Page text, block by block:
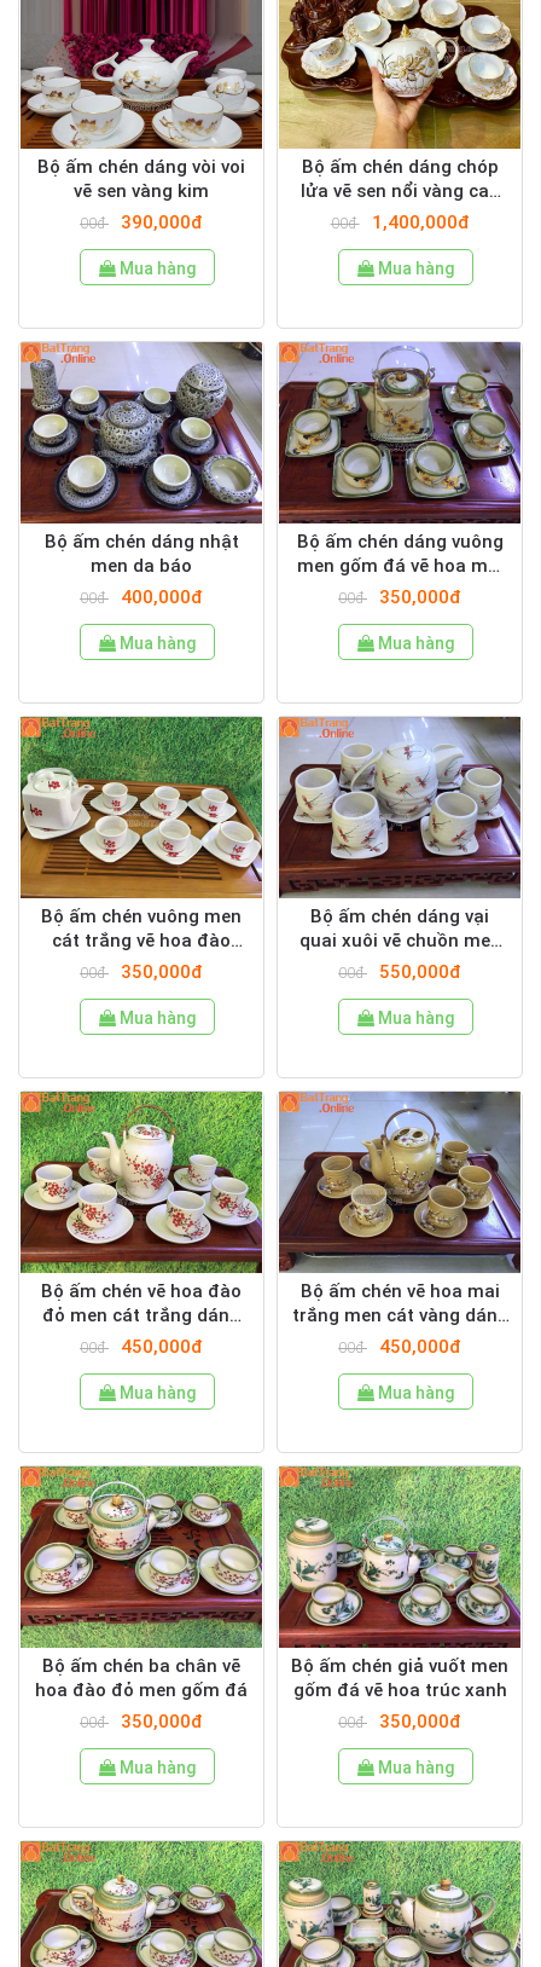
Bộ ấm chén dáng vòi voi
vẽ sen vàng kim
00đ 390,000đ
Mua hàng
Bộ ấm chén dáng chóp
lửa vẽ sen nổi vàng cao
cấp chén miệng lượn
00đ 1,400,000đ
Mua hàng
Bộ ấm chén dáng nhật
men da báo
00đ 400,000đ
Mua hàng
Bộ ấm chén dáng vuông
men gốm đá vẽ hoa mai
vàng
00đ 350,000đ
Mua hàng
Bộ ấm chén vuông men
cát trắng vẽ hoa đào
hồng
00đ 350,000đ
Mua hàng
Bộ ấm chén dáng vại
quai xuôi vẽ chuồn men
cát trắng
00đ 550,000đ
Mua hàng
Bộ ấm chén vẽ hoa đào
đỏ men cát trắng dáng
chum cao
00đ 450,000đ
Mua hàng
Bộ ấm chén vẽ hoa mai
trắng men cát vàng dáng
chum cao
00đ 450,000đ
Mua hàng
Bộ ấm chén ba chân vẽ
hoa đào đỏ men gốm đá
00đ 350,000đ
Mua hàng
Bộ ấm chén giả vuốt men
gốm đá vẽ hoa trúc xanh
00đ 350,000đ
Mua hàng